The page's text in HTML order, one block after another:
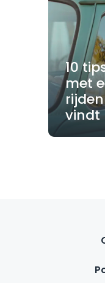
10
met
vindt